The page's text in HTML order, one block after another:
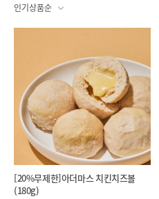
[20%무제한]아더마스 치킨치즈볼
(180g)